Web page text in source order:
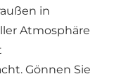
in
Atmosphäre
Gönnen Sie